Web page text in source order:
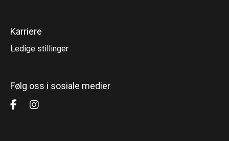
Karriere
Ledige stillinger
Følg oss i sosiale medier